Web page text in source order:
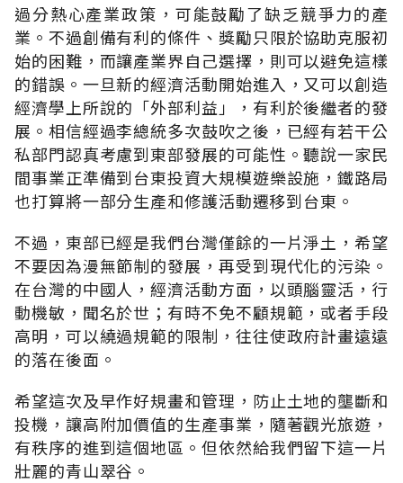
過分熱心產業政策，可能鼓勵了缺乏競爭力的產
業。不過創備有利的條件、獎勵只限於協助克服初
始的困難，而讓產業界自己選擇，則可以避免這樣
的錯誤。一旦新的經濟活動開始進入，又可以創造
經濟學上所說的「外部利益」，有利於後繼者的發
展。相信經過李總統多次鼓吹之後，已經有若干公
私部門認真考慮到東部發展的可能性。聽說一家民
間事業正準備到台東投資大規模遊樂設施，鐵路局
也打算將一部分生產和修護活動遷移到台東。
不過，東部已經是我們台灣僅餘的一片淨土，希望
不要因為漫無節制的發展，再受到現代化的污染。
在台灣的中國人，經濟活動方面，以頭腦靈活，行
動機敏，聞名於世；有時不免不顧規範，或者手段
高明，可以繞過規範的限制，往往使政府計畫遠遠
的落在後面。
希望這次及早作好規畫和管理，防止土地的壟斷和
投機，讓高附加價值的生產事業，隨著觀光旅遊，
有秩序的進到這個地區。但依然給我們留下這一片
壯麗的青山翠谷。